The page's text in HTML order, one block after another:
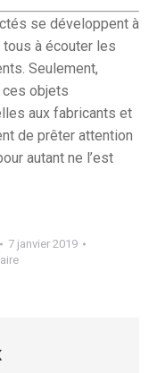
se développent à
à écouter les
Seulement,
ces objets
aux fabricants et
de prêter attention
autant ne l’est
7 janvier 2019